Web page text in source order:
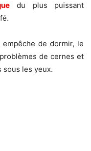
du plus puissant
de dormir, le
de cernes et
sous les yeux.